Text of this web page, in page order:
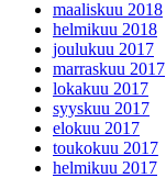
maaliskuu 2018
helmikuu 2018
joulukuu 2017
marraskuu 2017
lokakuu 2017
syyskuu 2017
elokuu 2017
toukokuu 2017
helmikuu 2017